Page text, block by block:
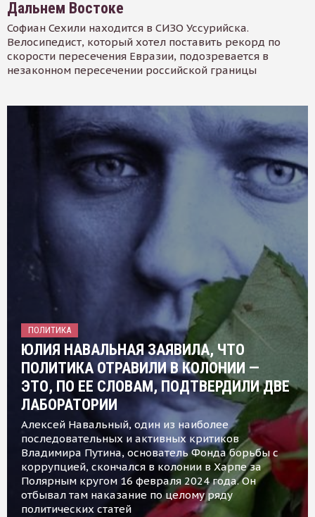
Дальнем Востоке
Софиан Сехили находится в СИЗО Уссурийска.
Велосипедист, который хотел поставить рекорд по
скорости пересечения Евразии, подозревается в
незаконном пересечении российской границы
ПОЛИТИКА
ЮЛИЯ НАВАЛЬНАЯ ЗАЯВИЛА, ЧТО
ПОЛИТИКА ОТРАВИЛИ В КОЛОНИИ —
ЭТО, ПО ЕЕ СЛОВАМ, ПОДТВЕРДИЛИ ДВЕ
ЛАБОРАТОРИИ
Алексей Навальный, один из наиболее
последовательных и активных критиков
Владимира Путина, основатель Фонда борьбы с
коррупцией, скончался в колонии в Харпе за
Полярным кругом 16 февраля 2024 года. Он
отбывал там наказание по целому ряду
политических статей